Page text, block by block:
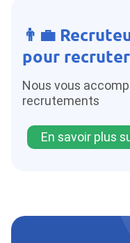
👨‍💼
pour recruter
Nous vous
recrutements
En savoir plus